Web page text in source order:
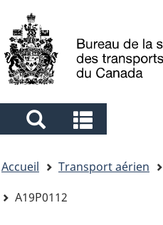
Sélection
de
la
langue
Search
and
menus
and
menus
êtes
ici
Accueil Transport aérien
A19P0112